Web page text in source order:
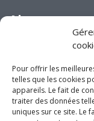
Pour offrir les
telles que les cookies
appareils. Le fait de
traiter des données
uniques sur ce site. Le
Abonnez-
notre
Joignez-vous